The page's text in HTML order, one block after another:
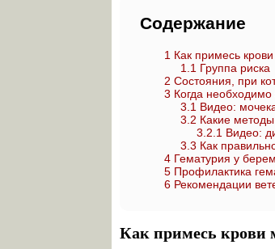
Содержание
1 Как примесь
1.1 Группа риска
2 Состояния, при
3 Когда необходимо
3.1 Видео:
3.2 Какие
3.2.1 Видео:
3.3 Как
4 Гематурия у
5 Профилактика
6 Рекомендации
Как примесь крови